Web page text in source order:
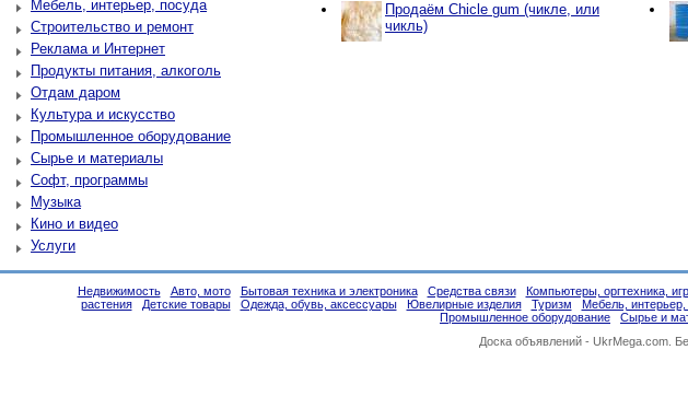
Мебель, интерьер, посуда
Строительство и ремонт
Реклама и Интернет
Продукты питания, алкоголь
Отдам даром
Культура и искусство
Промышленное оборудование
Сырье и материалы
Софт, программы
Музыка
Кино и видео
Услуги
Продаём Chicle gum (чикле, или
чикль)
Недвижимость Авто, мото Бытовая техника и электроника Средства связи Компьютеры, оргтехника,
растения
Детские товары Одежда, обувь, аксессуары Ювелирные изделия Туризм Мебель, интерьер,
Промышленное оборудование
Сырье и
Доска объявлений - UkrMega.com.